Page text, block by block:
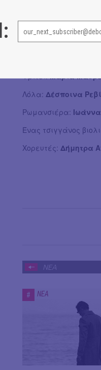
Μίμης:Σταμάτης
Ένας τσιγγάνος:
Φρίτσι:Μαρία
Λόλα: Δέσποινα
Ρωμανσιέρα:
Ένας τσιγγάνος
Χορευτές: Δήμητρα
ΝΕΑ
# ΝΕΑ